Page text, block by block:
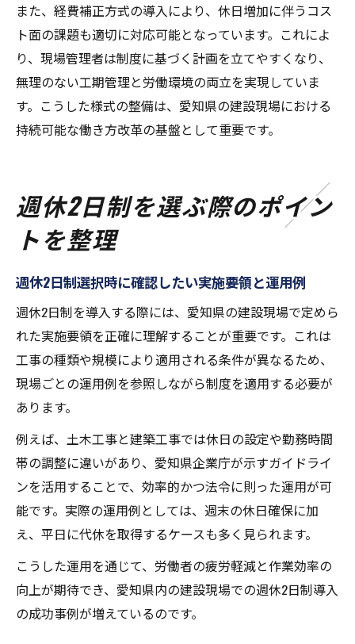
また、経費補正方式の導入により、休日増加に伴うコス
ト面の課題も適切に対応可能となっています。これによ
り、現場管理者は制度に基づく計画を立てやすくなり、
無理のない工期管理と労働環境の両立を実現していま
す。こうした様式の整備は、愛知県の建設現場における
持続可能な働き方改革の基盤として重要です。
週休2日制を選ぶ際のポイン
トを整理
週休2日制選択時に確認したい実施要領と運用例
週休2日制を導入する際には、愛知県の建設現場で定めら
れた実施要領を正確に理解することが重要です。これは
工事の種類や規模により適用される条件が異なるため、
現場ごとの運用例を参照しながら制度を適用する必要が
あります。
例えば、土木工事と建築工事では休日の設定や勤務時間
帯の調整に違いがあり、愛知県企業庁が示すガイドライ
ンを活用することで、効率的かつ法令に則った運用が可
能です。実際の運用例としては、週末の休日確保に加
え、平日に代休を取得するケースも多く見られます。
こうした運用を通じて、労働者の疲労軽減と作業効率の
向上が期待でき、愛知県内の建設現場での週休2日制導入
の成功事例が増えているのです。